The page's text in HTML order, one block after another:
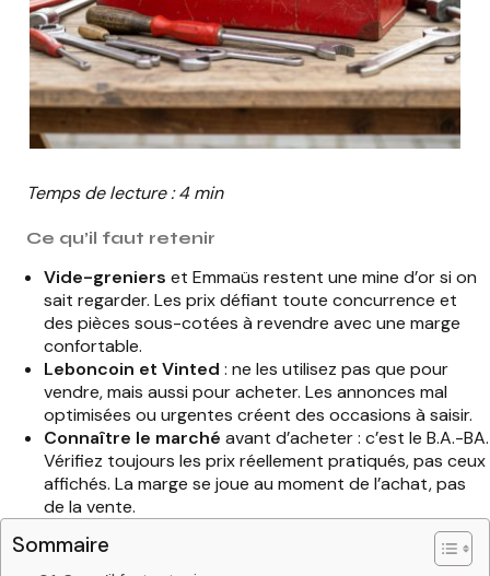
Temps de lecture : 4 min
Ce qu’il faut retenir
Vide-greniers et Emmaüs restent une mine d’or si on
sait regarder. Les prix défiant toute concurrence et
des pièces sous-cotées à revendre avec une marge
confortable.
Leboncoin et Vinted : ne les utilisez pas que pour
vendre, mais aussi pour acheter. Les annonces mal
optimisées ou urgentes créent des occasions à saisir.
Connaître le marché avant d’acheter : c’est le B.A.-BA.
Vérifiez toujours les prix réellement pratiqués, pas ceux
affichés. La marge se joue au moment de l’achat, pas
de la vente.
Sommaire